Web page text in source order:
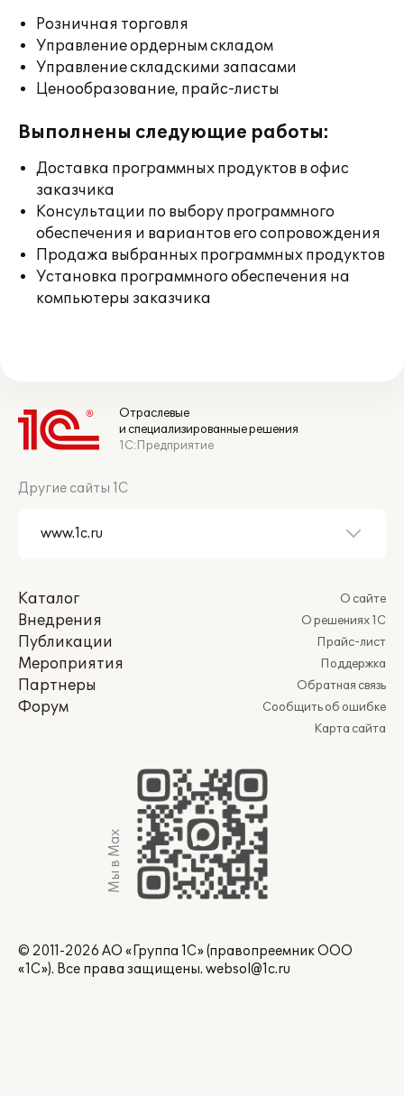
Розничная торговля
Управление ордерным складом
Управление складскими запасами
Ценообразование, прайс-листы
Выполнены следующие работы:
Доставка программных продуктов в офис
заказчика
Консультации по выбору программного
обеспечения и вариантов его сопровождения
Продажа выбранных программных продуктов
Установка программного обеспечения на
компьютеры заказчика
Отраслевые
и специализированные решения
1С:Предприятие
Другие сайты 1С
Каталог
Внедрения
Публикации
Мероприятия
Партнеры
Форум
О сайте
О решениях 1С
Прайс-лист
Поддержка
Обратная связь
Сообщить об ошибке
Карта сайта
Мы в Max
© 2011-2026 АО «Группа 1С» (правопреемник ООО
«1С»). Все права защищены. websol@1c.ru